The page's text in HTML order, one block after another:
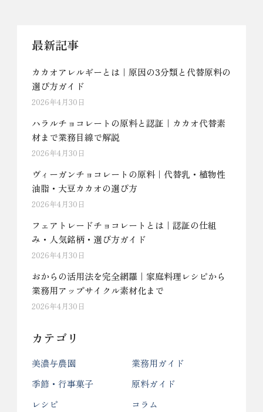
最新記事
カカオアレルギーとは｜原因の3分類と代替原料の
選び方ガイド
2026年4月30日
ハラルチョコレートの原料と認証｜カカオ代替素
材まで業務目線で解説
2026年4月30日
ヴィーガンチョコレートの原料｜代替乳・植物性
油脂・大豆カカオの選び方
2026年4月30日
フェアトレードチョコレートとは｜認証の仕組
み・人気銘柄・選び方ガイド
2026年4月30日
おからの活用法を完全網羅｜家庭料理レシピから
業務用アップサイクル素材化まで
2026年4月30日
カテゴリ
美濃与農園
業務用ガイド
季節・行事菓子
原料ガイド
レシピ
コラム